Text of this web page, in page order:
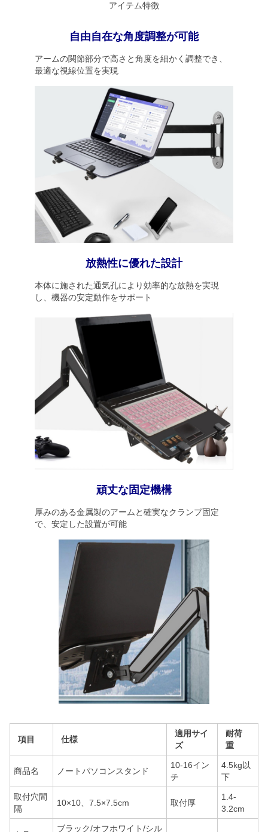
アイテム特徴
自由自在な角度調整が可能
アームの関節部分で高さと角度を細かく調整でき、
最適な視線位置を実現
放熱性に優れた設計
本体に施された通気孔により効率的な放熱を実現
し、機器の安定動作をサポート
頑丈な固定機構
厚みのある金属製のアームと確実なクランプ固定
で、安定した設置が可能
項目 仕様
適用サイ
ズ
耐荷
重
商品名 ノートパソコンスタンド
10-16イン
チ
4.5kg以
下
取付穴間
隔
10×10、7.5×7.5cm 取付厚
1.4-
3.2cm
ブラック/オフホワイト/シル